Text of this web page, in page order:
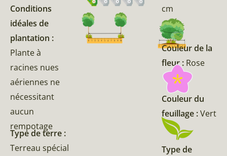
Conditions
idéales de
plantation :
Plante à
racines nues
aériennes ne
nécessitant
aucun
rempotage
Type de terre :
Terreau spécial
cm
Couleur de la
fleur : Rose
Couleur du
feuillage :Vert
Type de